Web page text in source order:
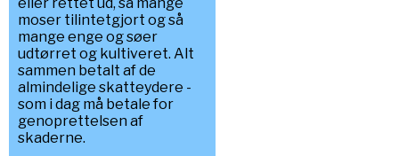
moser tilintetgjort og så
mange enge og søer
udtørret og kultiveret. Alt
sammen betalt af de
almindelige skatteydere -
som i dag må betale for
genoprettelsen af
skaderne.